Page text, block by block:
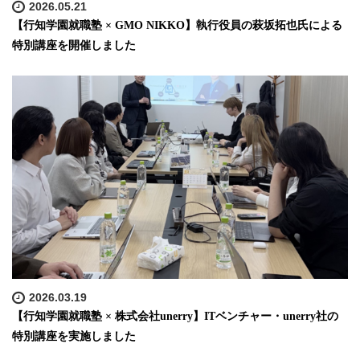
2026.05.21
【行知学園就職塾 × GMO NIKKO】執行役員の萩坂拓也氏による
特別講座を開催しました
2026.03.19
【行知学園就職塾 × 株式会社unerry】ITベンチャー・unerry社の
特別講座を実施しました